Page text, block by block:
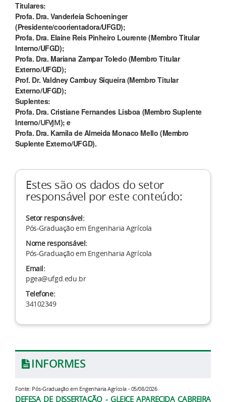
Titulares:
Profa. Dra. Vanderleia Schoeninger
(Presidente/coorientadora/UFGD);
Profa. Dra. Elaine Reis Pinheiro Lourente (Membro Titular
Interno/UFGD);
Profa. Dra. Mariana Zampar Toledo (Membro Titular
Externo/UFGD);
Prof. Dr. Valdney Cambuy Siqueira (Membro Titular
Externo/UFGD);
Suplentes:
Profa. Dra. Cristiane Fernandes Lisboa (Membro Suplente
Interno/UFVJM); e
Profa. Dra. Kamila de Almeida Monaco Mello (Membro
Suplente Externo/UFGD).
Estes são os dados do setor
responsável por este conteúdo:
Setor responsável:
Pós-Graduação em Engenharia Agrícola
Nome responsável:
Pós-Graduação em Engenharia Agrícola
Email:
pgea@ufgd.edu.br
Telefone:
34102349
INFORMES
Fonte: Pós-Graduação em Engenharia Agrícola - 05/08/2026
DEFESA DE DISSERTAÇÃO - GLEICE APARECIDA CABREIRA